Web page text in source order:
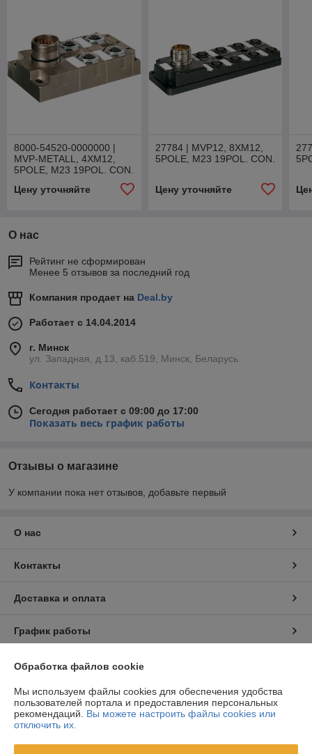
8000-54520-0000000 |
MVP-METALL, 4XM12,
5POLE, M23 19POL. CON.
Цену уточняйте
27784 | MVP12, 8XM12,
5POLE, M23 19POL. CON.
Цену уточняйте
О нас
Рейтинг не сформирован
Менее 5 отзывов за последний год
Компания продает на Deal.by
Работает с 14.04.2014
г. Минск
ул. Западная, д.13, каб.519, Минск, Беларусь
Контакты
Сегодня работает с 09:00 до 17:00
Показать весь график работы
Отзывы о магазине
У компании пока нет отзывов, добавьте первый
О нас
Контакты
Доставка и оплата
График работы
Полная версия сайта
Политика обработки cookies
Сайт создан на платформе Deal.by
Обработка файлов cookie
Мы используем файлы cookies для обеспечения удобства
пользователей портала и предоставления персональных
рекомендаций. Вы можете настроить файлы cookies или
отключить их.